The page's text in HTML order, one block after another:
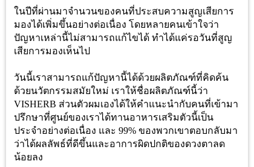
ในปีที่ผ่านมาจำนวนของคนที่ประสบความสูญเสียการ
มองได้เพิ่มขึ้นอย่างต่อเนื่อง โดยหลายคนเข้าใจว่า
ปัญหาเหล่านี้ไม่สามารถแก้ไขได้ ทำได้แค่รอวันที่สูญ
เสียการมองเห็นไป
วันนี้เราสามารถแก้ปัญหานี้ได้ด้วยผลิตภัณฑ์ที่คิดค้น
ด้วยนวัตกรรมสมัยใหม่ เราให้ชื่อผลิตภัณฑ์นี้ว่า
VISHERB ส่วนตัวผมเองได้ให้คำแนะนำกับคนที่เข้ามา
ปรึกษาที่ศูนย์ของเราได้ทานอาหารเสริมตัวนี้เป็น
ประจำอย่างต่อเนื่อง และ 99% ของพวกเขาตอบกลับมา
ว่าได้ผลลัพธ์ที่ดีขึ้นและอาการผิดปกติของดวงตาลด
น้อยลง